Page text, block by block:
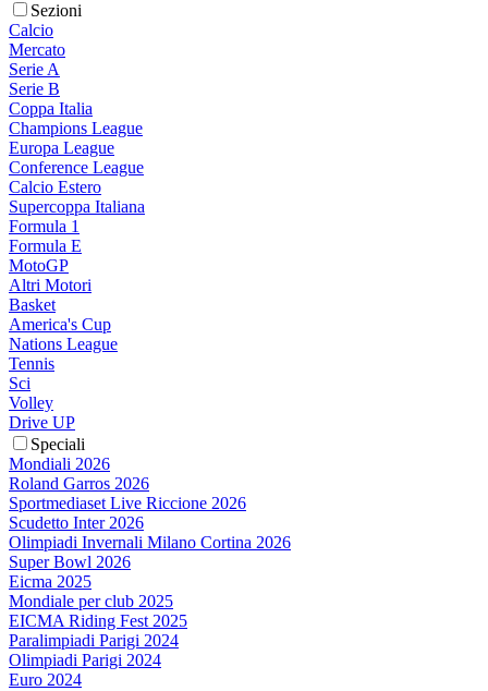
Sezioni
Calcio
Mercato
Serie A
Serie B
Coppa Italia
Champions League
Europa League
Conference League
Calcio Estero
Supercoppa Italiana
Formula 1
Formula E
MotoGP
Altri Motori
Basket
America's Cup
Nations League
Tennis
Sci
Volley
Drive UP
Speciali
Mondiali 2026
Roland Garros 2026
Sportmediaset Live Riccione 2026
Scudetto Inter 2026
Olimpiadi Invernali Milano Cortina 2026
Super Bowl 2026
Eicma 2025
Mondiale per club 2025
EICMA Riding Fest 2025
Paralimpiadi Parigi 2024
Olimpiadi Parigi 2024
Euro 2024